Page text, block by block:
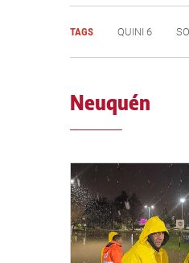
TAGS QUINI 6
Neuquén